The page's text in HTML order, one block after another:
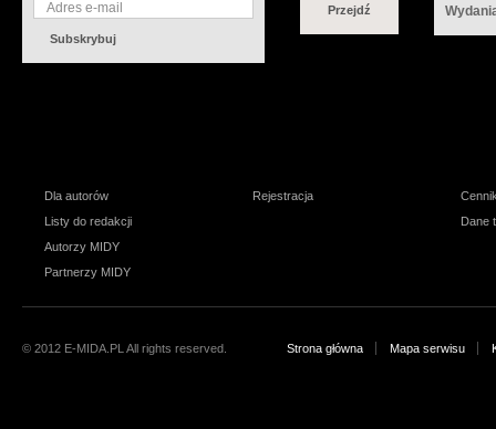
Subskrybuj
Przejdź
Dla autorów
Listy do redakcji
Autorzy MIDY
Partnerzy MIDY
Rejestracja
Dane
© 2012 E-MIDA.PL All rights reserved. Strona główna Mapa serwisu